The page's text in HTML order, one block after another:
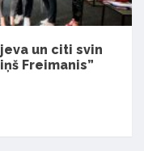
un citi svin
Freimanis”